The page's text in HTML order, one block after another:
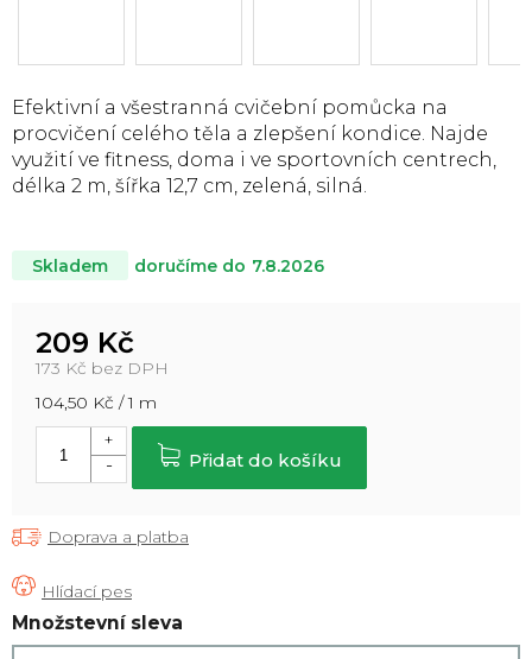
Skladem doručíme do 7.8.2026
Množstevní sleva
209 Kč
173 Kč bez DPH
Měrná
cena:
104,50 Kč / 1 m
Přidat do košíku
Efektivní a všestranná cvičební pomůcka na
procvičení celého těla a zlepšení kondice. Najde
využití ve fitness, doma i ve sportovních centrech,
délka 2 m, šířka 12,7 cm, zelená, silná.
Doprava a platba